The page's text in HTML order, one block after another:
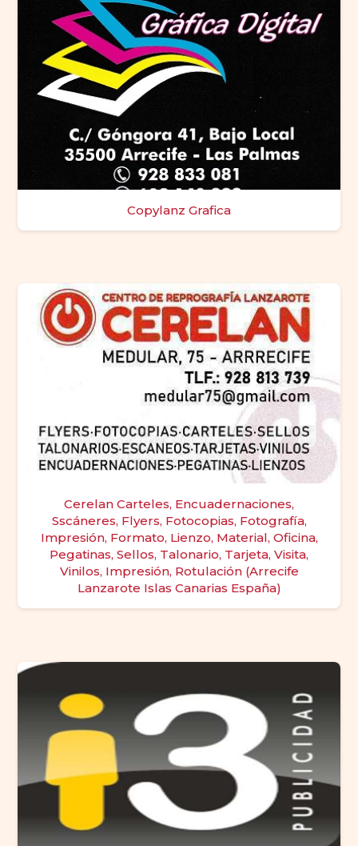
Copylanz Grafica
Cerelan Carteles, Encuadernaciones,
Sscáneres, Flyers, Fotocopias, Fotografía,
Impresión, Formato, Lienzo, Material, Oficina,
Pegatinas, Sellos, Talonario, Tarjeta, Visita,
Vinilos, Impresión, Rotulación (Arrecife
Lanzarote Islas Canarias España)